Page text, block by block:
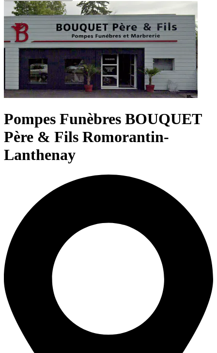
Pompes Funèbres BOUQUET
Père & Fils Romorantin-
Lanthenay